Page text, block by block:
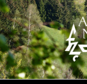
Aller
au
contenu.
|
Aller
à
la
navigation
Outils
personnels
Chercher par
Recherche
avancée…